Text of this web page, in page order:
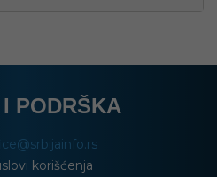
PODRŠKA
korišćenja